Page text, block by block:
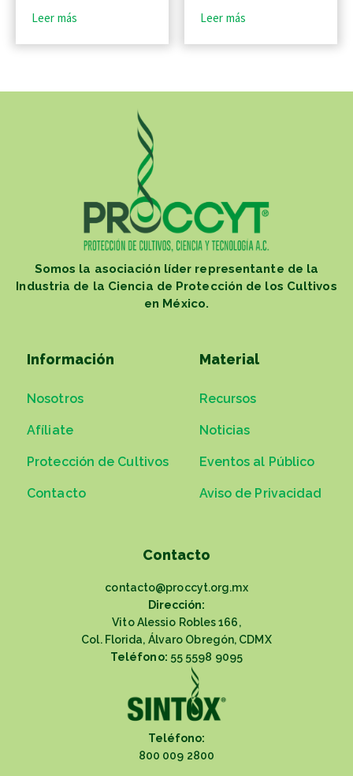
Leer más
Leer más
Somos la asociación líder representante de la
Industria de la Ciencia de Protección de los Cultivos
en México.
Información
Nosotros
Afíliate
Protección de Cultivos
Contacto
Material
Recursos
Noticias
Eventos al Público
Aviso de Privacidad
Contacto
contacto@proccyt.org.mx
Dirección:
Vito Alessio Robles 166,
Col. Florida, Álvaro Obregón, CDMX
Teléfono: 55 5598 9095
Teléfono:
800 009 2800